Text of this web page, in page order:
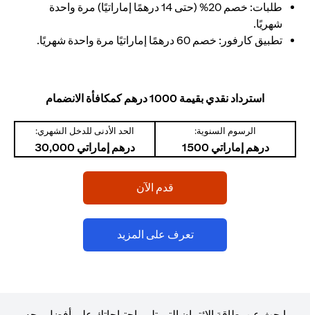
طلبات: خصم 20% (حتى 14 درهمًا إماراتيًا) مرة واحدة
شهريًا.
تطبيق كارفور: خصم 60 درهمًا إماراتيًا مرة واحدة شهريًا.
استرداد نقدي بقيمة 1000 درهم كمكافأة الانضمام
الرسوم السنوية:
درهم إماراتي 1500
الحد الأدنى للدخل الشهري:
درهم إماراتي 30,000
قدم الآن
تعرف على المزيد